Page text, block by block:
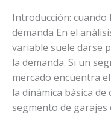
Introducción:
demanda En el
variable suele darse
la demanda. Si un
mercado encuentra
la dinámica básica
segmento de garajes